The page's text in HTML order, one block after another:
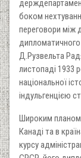
боком
переговори між
дипломатичного
Д.Рузвельта
листопаді 1933
національної
індульгенцією
Широким планом
Канаді та в
курсу